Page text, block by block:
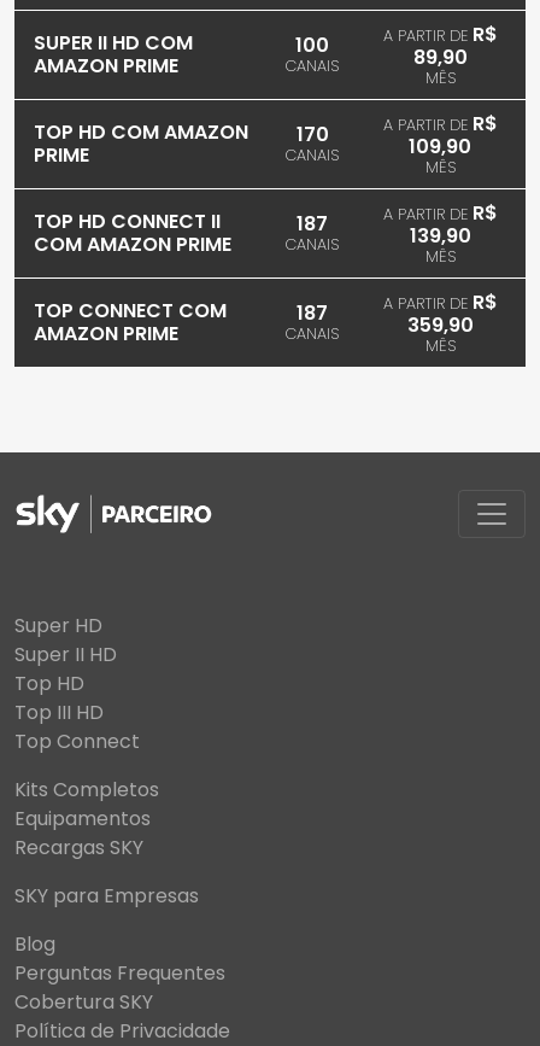
SUPER II HD COM
AMAZON PRIME
100
CANAIS
A PARTIR DE R$
89,90
MÊS
TOP HD COM AMAZON
PRIME
170
CANAIS
A PARTIR DE R$
109,90
MÊS
TOP HD CONNECT II
COM AMAZON PRIME
187
CANAIS
A PARTIR DE R$
139,90
MÊS
TOP CONNECT COM
AMAZON PRIME
187
CANAIS
A PARTIR DE R$
359,90
MÊS
Super HD
Super II HD
Top HD
Top III HD
Top Connect
Kits Completos
Equipamentos
Recargas SKY
SKY para Empresas
Blog
Perguntas Frequentes
Cobertura SKY
Política de Privacidade